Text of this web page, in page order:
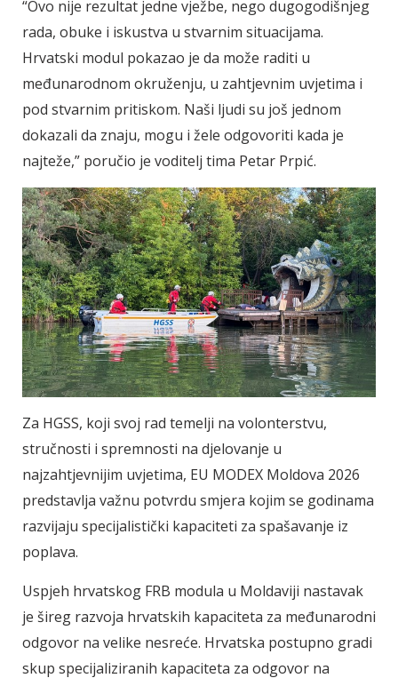
“Ovo nije rezultat jedne vježbe, nego dugogodišnjeg
rada, obuke i iskustva u stvarnim situacijama.
Hrvatski modul pokazao je da može raditi u
međunarodnom okruženju, u zahtjevnim uvjetima i
pod stvarnim pritiskom. Naši ljudi su još jednom
dokazali da znaju, mogu i žele odgovoriti kada je
najteže,” poručio je voditelj tima Petar Prpić.
Za HGSS, koji svoj rad temelji na volonterstvu,
stručnosti i spremnosti na djelovanje u
najzahtjevnijim uvjetima, EU MODEX Moldova 2026
predstavlja važnu potvrdu smjera kojim se godinama
razvijaju specijalistički kapaciteti za spašavanje iz
poplava.
Uspjeh hrvatskog FRB modula u Moldaviji nastavak
je šireg razvoja hrvatskih kapaciteta za međunarodni
odgovor na velike nesreće. Hrvatska postupno gradi
skup specijaliziranih kapaciteta za odgovor na